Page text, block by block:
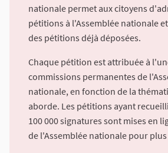
nationale permet aux citoyens
pétitions à l'Assemblée nationale
des pétitions déjà déposées.
Chaque pétition est attribuée à
commissions permanentes de
nationale, en fonction de la
aborde. Les pétitions ayant
100 000 signatures sont mises en
de l'Assemblée nationale pour